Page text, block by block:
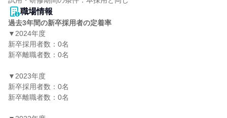
職場情報
過去3年間の新卒採用者の定着率
▼2024年度
新卒採用者数：0名
新卒離職者数：0名
▼2023年度
新卒採用者数：0名
新卒離職者数：0名